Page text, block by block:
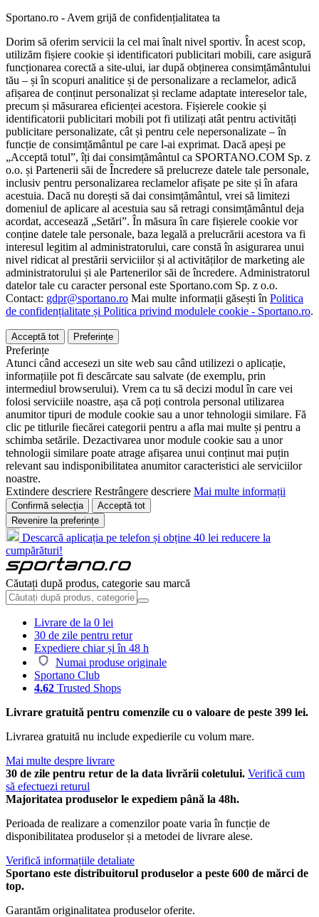
Sportano.ro - Avem grijă de confidențialitatea ta
Dorim să oferim servicii la cel mai înalt nivel sportiv. În acest scop,
utilizăm fișiere cookie și identificatori publicitari mobili, care asigură
funcționarea corectă a site-ului, iar după obținerea consimțământului
tău – și în scopuri analitice și de personalizare a reclamelor, adică
afișarea de conținut personalizat și reclame adaptate intereselor tale,
precum și măsurarea eficienței acestora. Fișierele cookie și
identificatorii publicitari mobili pot fi utilizați atât pentru activități
publicitare personalizate, cât și pentru cele nepersonalizate – în
funcție de consimțământul pe care l-ai exprimat. Dacă apeși pe
„Acceptă totul”, îți dai consimțământul ca SPORTANO.COM Sp. z
o.o. și Partenerii săi de Încredere să prelucreze datele tale personale,
inclusiv pentru personalizarea reclamelor afișate pe site și în afara
acestuia. Dacă nu dorești să dai consimțământul, vrei să limitezi
domeniul de aplicare al acestuia sau să retragi consimțământul deja
acordat, accesează „Setări”. În măsura în care fișierele cookie vor
conține datele tale personale, baza legală a prelucrării acestora va fi
interesul legitim al administratorului, care constă în asigurarea unui
nivel ridicat al prestării serviciilor și al activităților de marketing ale
administratorului și ale Partenerilor săi de încredere. Administratorul
datelor tale cu caracter personal este Sportano.com Sp. z o.o.
Contact: gdpr@sportano.ro Mai multe informații găsești în Politica
de confidențialitate și Politica privind modulele cookie - Sportano.ro.
Acceptă tot Preferințe
Preferințe
Atunci când accesezi un site web sau când utilizezi o aplicație,
informațiile pot fi descărcate sau salvate (de exemplu, prin
intermediul browserului). Vrem ca tu să decizi modul în care vei
folosi serviciile noastre, așa că poți controla personal utilizarea
anumitor tipuri de module cookie sau a unor tehnologii similare. Fă
clic pe titlurile fiecărei categorii pentru a afla mai multe și pentru a
schimba setările. Dezactivarea unor module cookie sau a unor
tehnologii similare poate atrage afișarea unui conținut mai puțin
relevant sau indisponibilitatea anumitor caracteristici ale serviciilor
noastre.
Extindere descriere Restrângere descriere Mai multe informații
Confirmă selecția
Acceptă tot
Revenire la preferințe
Descarcă aplicația pe telefon și obține 40 lei reducere la
cumpărături!
Căutați după produs, categorie sau marcă
Livrare de la 0 lei
30 de zile pentru retur
Expediere chiar și în 48 h
Numai produse originale
Sportano Club
4.62 Trusted Shops
Livrare gratuită pentru comenzile cu o valoare de peste 399 lei.
Livrarea gratuită nu include expedierile cu volum mare.
Mai multe despre livrare
30 de zile pentru retur de la data livrării coletului. Verifică cum
să efectuezi returul
Majoritatea produselor le expediem până la 48h.
Perioada de realizare a comenzilor poate varia în funcție de
disponibilitatea produselor și a metodei de livrare alese.
Verifică informațiile detaliate
Sportano este distribuitorul produselor a peste 600 de mărci de
top.
Garantăm originalitatea produselor oferite.